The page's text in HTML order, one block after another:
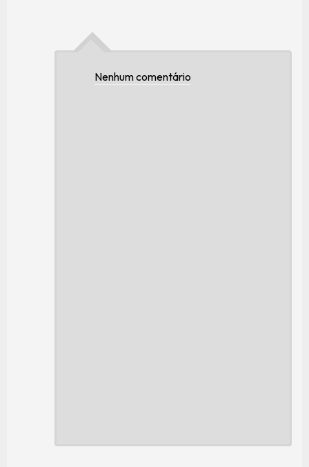
Nenhum comentário